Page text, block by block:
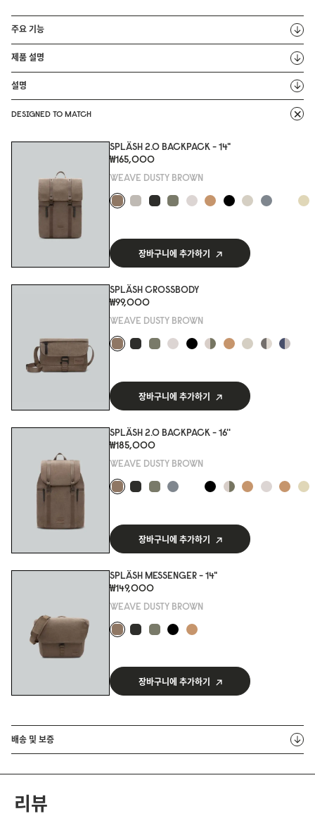
주요 기능
제품 설명
설명
DESIGNED TO MATCH
SPLÄSH 2.0 BACKPACK - 14"
₩165,000
WEAVE DUSTY BROWN
장바구니에 추가하기
SPLÄSH CROSSBODY
₩99,000
WEAVE DUSTY BROWN
장바구니에 추가하기
SPLÄSH 2.0 BACKPACK - 16''
₩185,000
WEAVE DUSTY BROWN
장바구니에 추가하기
SPLÄSH MESSENGER - 14"
₩149,000
WEAVE DUSTY BROWN
장바구니에 추가하기
배송 및 보증
리뷰